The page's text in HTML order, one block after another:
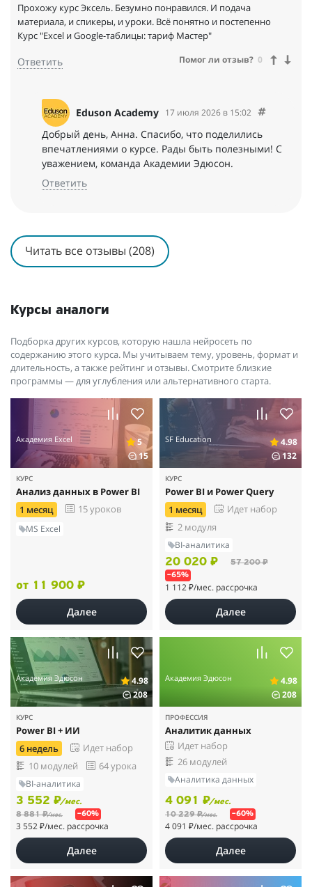
Прохожу курс Эксель. Безумно понравился. И подача
материала, и спикеры, и уроки. Всё понятно и постепенно
Курс "Excel и Google-таблицы: тариф Мастер"
Ответить Помог ли отзыв? 0
Eduson Academy 17 июля 2026 в 15:02
Добрый день, Анна. Спасибо, что поделились
впечатлениями о курсе. Рады быть полезными! С
уважением, команда Академии Эдюсон.
Ответить
Читать все отзывы (208)
Курсы аналоги
Подборка других курсов, которую нашла нейросеть по
содержанию этого курса. Мы учитываем тему, уровень, формат и
длительность, а также рейтинг и отзывы. Смотрите близкие
программы — для углубления или альтернативного старта.
Академия Excel
5
15
КУРС
Анализ данных в Power BI
1 месяц
15 уроков
MS Excel
от 11 900 ₽
Далее
SF Education
4.98
132
КУРС
Power BI и Power Query
1 месяц
Идет набор
2 модуля
BI-аналитика
20 020 ₽ 57 200 ₽
–65%
1 112 ₽/мес. рассрочка
Далее
Академия Эдюсон
4.98
208
КУРС
Power BI + ИИ
6 недель
Идет набор
10 модулей
64 урока
BI-аналитика
3 552 ₽/мес.
8 881 ₽/мес. –60%
3 552 ₽/мес. рассрочка
Далее
Академия Эдюсон
4.98
208
ПРОФЕССИЯ
Аналитик данных
Идет набор
26 модулей
Аналитика данных
4 091 ₽/мес.
10 229 ₽/мес. –60%
4 091 ₽/мес. рассрочка
Далее